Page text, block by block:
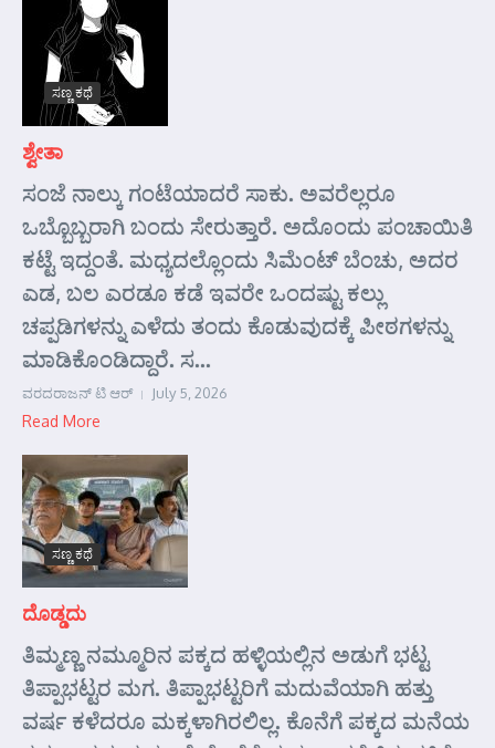
ಸಣ್ಣ ಕಥೆ
ಶ್ವೇತಾ
ಸಂಜೆ ನಾಲ್ಕು ಗಂಟೆಯಾದರೆ ಸಾಕು. ಅವರೆಲ್ಲರೂ
ಒಬ್ಬೊಬ್ಬರಾಗಿ ಬಂದು ಸೇರುತ್ತಾರೆ. ಅದೊಂದು ಪಂಚಾಯಿತಿ
ಕಟ್ಟೆ ಇದ್ದಂತೆ. ಮಧ್ಯದಲ್ಲೊಂದು ಸಿಮೆಂಟ್ ಬೆಂಚು, ಅದರ
ಎಡ, ಬಲ ಎರಡೂ ಕಡೆ ಇವರೇ ಒಂದಷ್ಟು ಕಲ್ಲು
ಚಪ್ಪಡಿಗಳನ್ನು ಎಳೆದು ತಂದು ಕೊಡುವುದಕ್ಕೆ ಪೀಠಗಳನ್ನು
ಮಾಡಿಕೊಂಡಿದ್ದಾರೆ. ಸ...
ವರದರಾಜನ್ ಟಿ ಆರ್ July 5, 2026
Read More
ಸಣ್ಣ ಕಥೆ
ದೊಡ್ಡದು
ತಿಮ್ಮಣ್ಣ ನಮ್ಮೂರಿನ ಪಕ್ಕದ ಹಳ್ಳಿಯಲ್ಲಿನ ಅಡುಗೆ ಭಟ್ಟ
ತಿಪ್ಪಾಭಟ್ಟರ ಮಗ. ತಿಪ್ಪಾಭಟ್ಟರಿಗೆ ಮದುವೆಯಾಗಿ ಹತ್ತು
ವರ್ಷ ಕಳೆದರೂ ಮಕ್ಕಳಾಗಿರಲಿಲ್ಲ. ಕೊನೆಗೆ ಪಕ್ಕದ ಮನೆಯ